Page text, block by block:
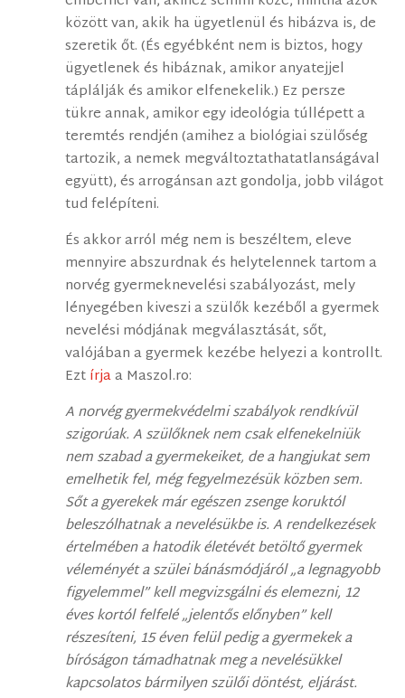
között van, akik ha ügyetlenül és hibázva is, de
szeretik őt. (És egyébként nem is biztos, hogy
ügyetlenek és hibáznak, amikor anyatejjel
táplálják és amikor elfenekelik.) Ez persze
tükre annak, amikor egy ideológia túllépett a
teremtés rendjén (amihez a biológiai szülőség
tartozik, a nemek megváltoztathatatlanságával
együtt), és arrogánsan azt gondolja, jobb világot
tud felépíteni.
És akkor arról még nem is beszéltem, eleve
mennyire abszurdnak és helytelennek tartom a
norvég gyermeknevelési szabályozást, mely
lényegében kiveszi a szülők kezéből a gyermek
nevelési módjának megválasztását, sőt,
valójában a gyermek kezébe helyezi a kontrollt.
Eztírjaa Maszol.ro:
A norvég gyermekvédelmi szabályok rendkívül
szigorúak. A szülőknek nem csak elfenekelniük
nem szabad a gyermekeiket, de a hangjukat sem
emelhetik fel, még fegyelmezésük közben sem.
Sőt a gyerekek már egészen zsenge koruktól
beleszólhatnak a nevelésükbe is. A rendelkezések
értelmében a hatodik életévét betöltő gyermek
véleményét a szülei bánásmódjáról „a legnagyobb
figyelemmel” kell megvizsgálni és elemezni, 12
éves kortól felfelé „jelentős előnyben” kell
részesíteni, 15 éven felül pedig a gyermekek a
bíróságon támadhatnak meg a nevelésükkel
kapcsolatos bármilyen szülői döntést, eljárást.